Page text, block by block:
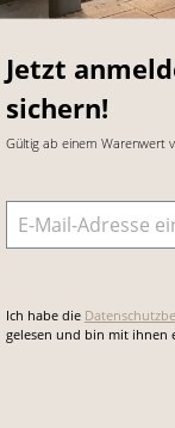
Jetzt
sichern!
Gültig ab einem Warenwert
E-Mail-Adresse
Ich habe die
gelesen und bin mit ihnen